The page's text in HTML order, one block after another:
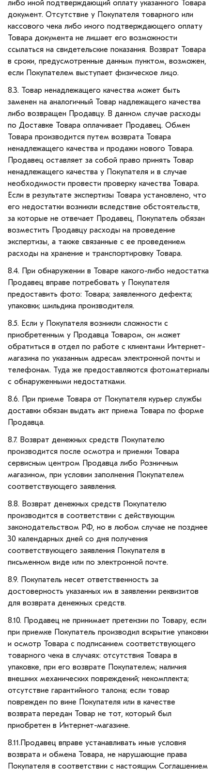
либо иной подтверждающий оплату указанного Товара
документ. Отсутствие у Покупателя товарного или
кассового чека либо иного подтверждающего оплату
Товара документа не лишает его возможности
ссылаться на свидетельские показания. Возврат Товара
в сроки, предусмотренные данным пунктом, возможен,
если Покупателем выступает физическое лицо.
8.3. Товар ненадлежащего качества может быть
заменен на аналогичный Товар надлежащего качества
либо возвращен Продавцу. В данном случае расходы
по Доставке Товара оплачивает Продавец. Обмен
Товара производится путем возврата Товара
ненадлежащего качества и продажи нового Товара.
Продавец оставляет за собой право принять Товар
ненадлежащего качества у Покупателя и в случае
необходимости провести проверку качества Товара.
Если в результате экспертизы Товара установлено, что
его недостатки возникли вследствие обстоятельств,
за которые не отвечает Продавец, Покупатель обязан
возместить Продавцу расходы на проведение
экспертизы, а также связанные с ее проведением
расходы на хранение и транспортировку Товара.
8.4. При обнаружении в Товаре какого-либо недостатка
Продавец вправе потребовать у Покупателя
предоставить фото: Товара; заявленного дефекта;
упаковки; шильдика производителя.
8.5. Если у Покупателя возникли сложности с
приобретенным у Продавца Товаром, он может
обратиться в отдел по работе с клиентами Интернет-
магазина по указанным адресам электронной почты и
телефонам. Туда же предоставляются фотоматериалы
с обнаруженными недостатками.
8.6. При приеме Товара от Покупателя курьер службы
доставки обязан выдать акт приема Товара по форме
Продавца.
8.7. Возврат денежных средств Покупателю
производится после осмотра и приемки Товара
сервисным центром Продавца либо Розничным
магазином, при условии заполнения Покупателем
соответствующего заявления.
8.8. Возврат денежных средств Покупателю
производится в соответствии с действующим
законодательством РФ, но в любом случае не позднее
30 календарных дней со дня получения
соответствующего заявления Покупателя в
письменном виде или по электронной почте.
8.9. Покупатель несет ответственность за
достоверность указанных им в заявлении реквизитов
для возврата денежных средств.
8.10. Продавец не принимает претензии по Товару, если
при приемке Покупатель производил вскрытие упаковки
и осмотр Товара с подписанием соответствующего
товарного чека в случаях: отсутствия Товара в
упаковке, при его возврате Покупателем; наличия
внешних механических повреждений; некомплекта;
отсутствие гарантийного талона; если товар
поврежден по вине Покупателя или в качестве
возврата передан Товар не тот, который был
приобретен в Интернет-магазине.
8.11.Продавец вправе устанавливать иные условия
возврата и обмена Товара, не нарушающие права
Покупателя в соответствии с настоящим Соглашением